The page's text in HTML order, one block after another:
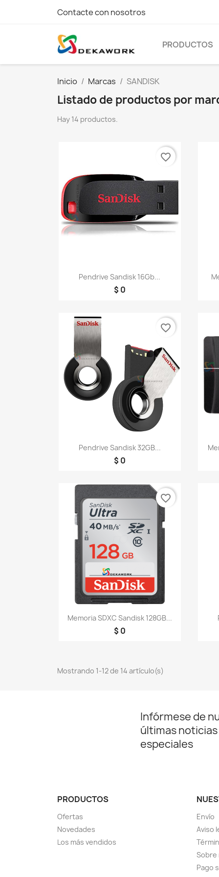
Contacte con nosotros
PRODUCTOS
Inicio Marcas SANDISK
Listado de productos por
Hay 14 productos.
Vista rápida
Pendrive Sandisk 16Gb...
$ 0
favorite_border
Vista rápida
Pendrive Sandisk 32GB...
$ 0
favorite_border
Vista rápida
Memoria SDXC Sandisk 128GB...
$ 0
favorite_border
Mostrando 1-12 de 14 artículo(s)
Infórmese de
últimas
especiales
PRODUCTOS
Ofertas
Novedades
Los más vendidos
Envío
Aviso
Pago